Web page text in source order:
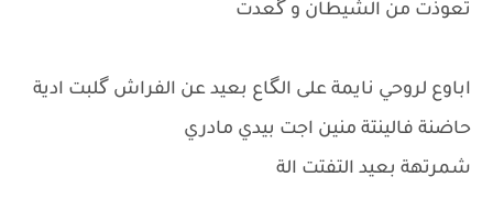
تعوذت من الشيطان و گعدت
اباوع لروحي نايمة على الگاع بعيد عن الفراش گلبت ادية
حاضنة فالينتة منين اجت بيدي مادري
شمرتهة بعيد التفتت الة